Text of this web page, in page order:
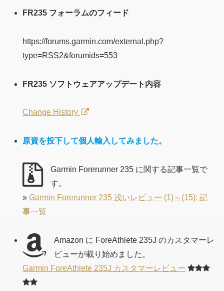
FR235 フォーラムのフィード
https://forums.garmin.com/external.php?
type=RSS2&forumids=553
FR235 ソフトウェアアップデート内容
Change History
原資を投下して個人輸入してみました。
Garmin Forerunner 235 に関する記事一覧で
す。
»Garmin Forerunner 235 浅いレビュー (1)～(15): 記
事一覧
Amazon に ForeAthlete 235J のカスタマーレ
ビューが載り始めました。
Garmin ForeAthlete 235J カスタマーレビュー